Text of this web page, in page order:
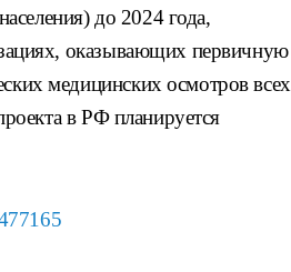
до 2024 года,
оказывающих первичную
медицинских осмотров всех
в РФ планируется